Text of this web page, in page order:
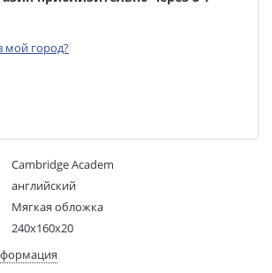
мой город?
Cambridge Academ
английский
Мягкая обложка
240x160x20
1 гр.